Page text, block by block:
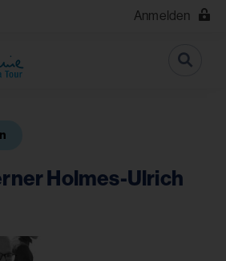
Anmelden
Suche
Holmes-Ulrich